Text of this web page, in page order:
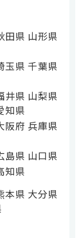
田県 山形県
玉県 千葉県
井県 山梨県
知県
阪府 兵庫県
島県 山口県
知県
本県 大分県